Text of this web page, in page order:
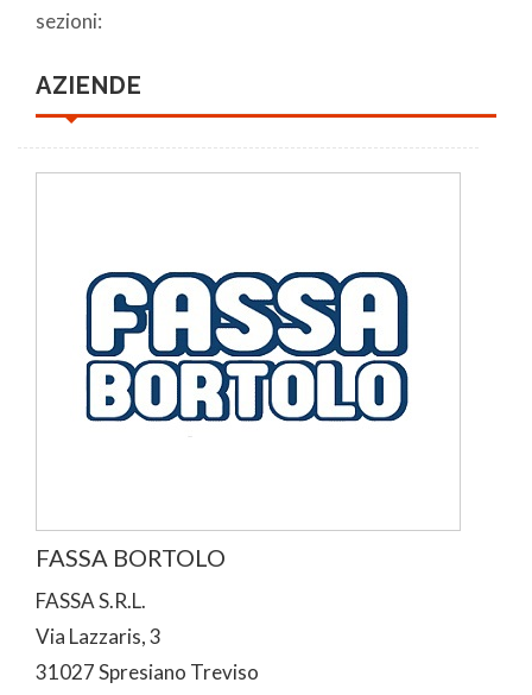
sezioni:
AZIENDE
FASSA BORTOLO
FASSA S.R.L.
Via Lazzaris, 3
31027 Spresiano Treviso